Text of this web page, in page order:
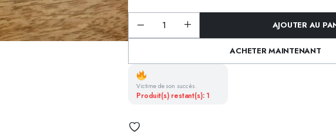
Porte
clé
métal
argenté,
Cadeaux
AESH
AJOUTER AU
ACHETER MAINTENANT
Victime de son succès.
Produit(s) restant(s): 1